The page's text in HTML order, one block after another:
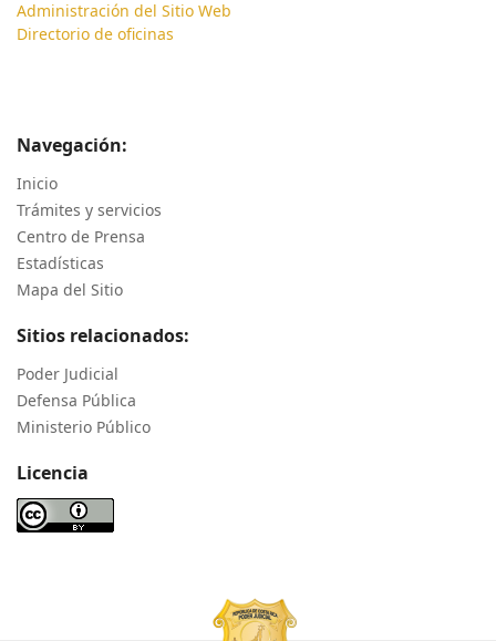
Administración del Sitio Web
Directorio de oficinas
Navegación:
Inicio
Trámites y servicios
Centro de Prensa
Estadísticas
Mapa del Sitio
Sitios relacionados:
Poder Judicial
Defensa Pública
Ministerio Público
Licencia